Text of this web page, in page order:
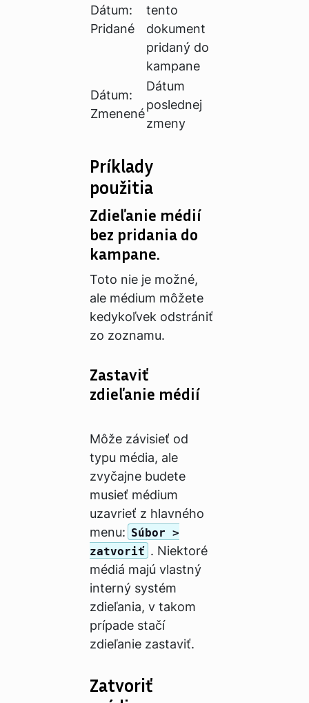
Dátum:
Pridané
tento
dokument
pridaný do
kampane
Dátum:
Zmenené
Dátum
poslednej
zmeny
Príklady
použitia
Zdieľanie médií
bez pridania do
kampane.
Toto nie je možné,
ale médium môžete
kedykoľvek odstrániť
zo zoznamu.
Zastaviť
zdieľanie médií
Môže závisieť od
typu média, ale
zvyčajne budete
musieť médium
uzavrieť z hlavného
menu: Súbor >
zatvoriť . Niektoré
médiá majú vlastný
interný systém
zdieľania, v takom
prípade stačí
zdieľanie zastaviť.
Zatvoriť